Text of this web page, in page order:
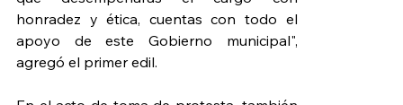
honradez y ética, cuentas con todo el
apoyo de este Gobierno municipal",
agregó el primer edil.